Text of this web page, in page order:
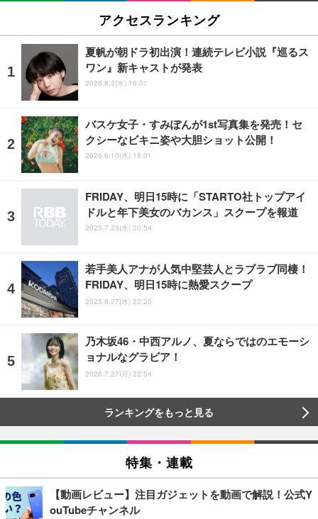
アクセスランキング
夏帆が朝ドラ初出演！連続テレビ小説『巡るス
ワン』新キャストが発表
2026.8.5(水) 16:01
バスケ女子・すみぽんが1st写真集を発売！セ
クシーなビキニ姿や大胆ショット公開！
2026.6.10(水) 18:01
FRIDAY、明日15時に「STARTO社トップアイ
ドルと年下美女のバカンス」スクープを報道
2025.7.23(水) 20:54
若手美人アナが人気中堅芸人とラブラブ同棲！
FRIDAY、明日15時に熱愛スクープ
2025.8.27(水) 22:20
乃木坂46・中西アルノ、夏ならではのエモーシ
ョナルなグラビア！
2026.7.27(月) 22:54
ランキングをもっと見る
特集・連載
【動画レビュー】注目ガジェットを動画で解説！公式Y
ouTubeチャンネル